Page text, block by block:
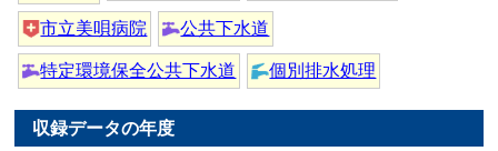
市立美唄病院 公共下水道
特定環境保全公共下水道 個別排水処理
収録データの年度